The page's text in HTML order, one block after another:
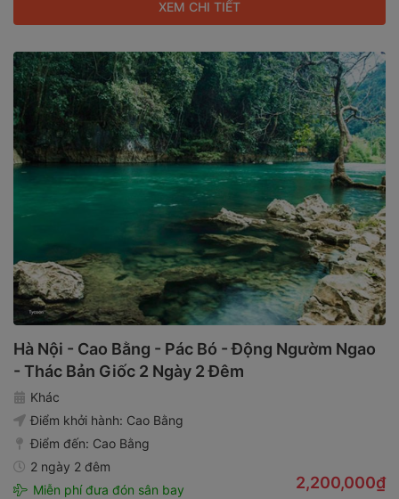
XEM CHI TIẾT
Hà Nội - Cao Bằng - Pác Bó - Động Ngườm Ngao
- Thác Bản Giốc 2 Ngày 2 Đêm
2,200,000₫
Khác
Điểm khởi hành: Cao Bằng
Điểm đến: Cao Bằng
2 ngày 2 đêm
Miễn phí đưa đón sân bay